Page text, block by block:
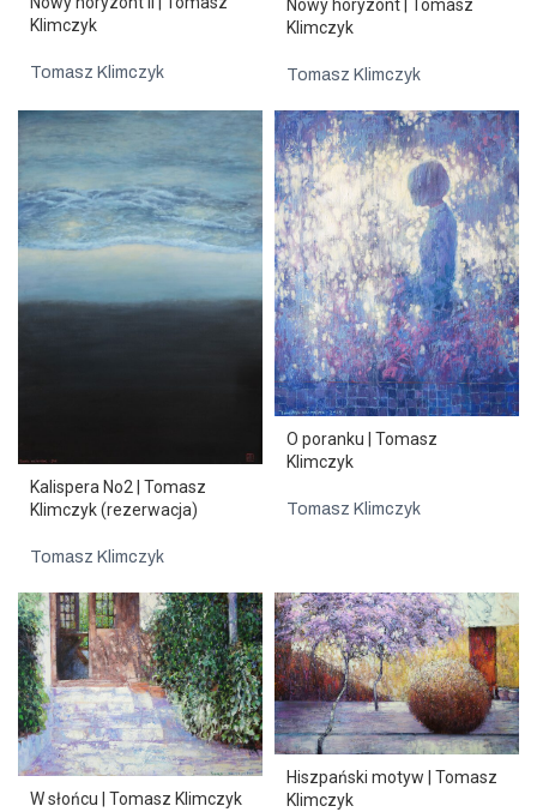
Klimczyk
Tomasz Klimczyk
Nowy horyzont | Tomasz
Klimczyk
Tomasz Klimczyk
Kalispera No2 | Tomasz
Klimczyk (rezerwacja)
Tomasz Klimczyk
O poranku | Tomasz
Klimczyk
Tomasz Klimczyk
W słońcu | Tomasz Klimczyk
Hiszpański motyw | Tomasz
Klimczyk